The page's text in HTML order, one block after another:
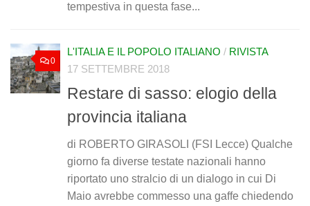
tempestiva in questa fase...
0
L'ITALIA E IL POPOLO ITALIANO / RIVISTA
17 SETTEMBRE 2018
Restare di sasso: elogio della
provincia italiana
di ROBERTO GIRASOLI (FSI Lecce) Qualche
giorno fa diverse testate nazionali hanno
riportato uno stralcio di un dialogo in cui Di
Maio avrebbe commesso una gaffe chiedendo